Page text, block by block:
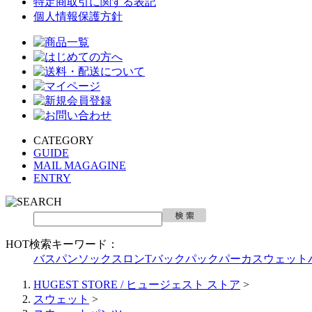
個人情報保護方針
CATEGORY
GUIDE
MAIL MAGAGINE
ENTRY
HOT検索キーワード：
バスパンソックス ロンTバックパックパーカ スウェット
HUGEST STORE / ヒュージェスト ストア >
スウェット >